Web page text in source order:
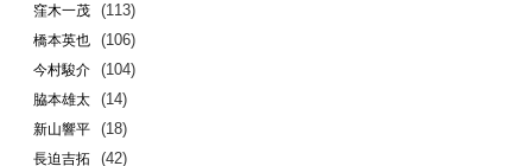
窪木一茂 (113)
橋本英也 (106)
今村駿介 (104)
脇本雄太 (14)
新山響平 (18)
長迫吉拓 (42)